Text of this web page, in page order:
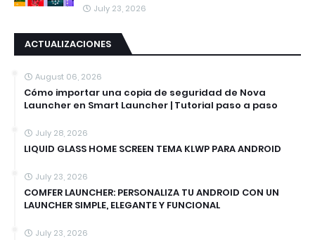
July 23, 2026
ACTUALIZACIONES
August 06, 2026
Cómo importar una copia de seguridad de Nova
Launcher en Smart Launcher | Tutorial paso a paso
July 28, 2026
LIQUID GLASS HOME SCREEN TEMA KLWP PARA ANDROID
July 23, 2026
COMFER LAUNCHER: PERSONALIZA TU ANDROID CON UN
LAUNCHER SIMPLE, ELEGANTE Y FUNCIONAL
July 23, 2026